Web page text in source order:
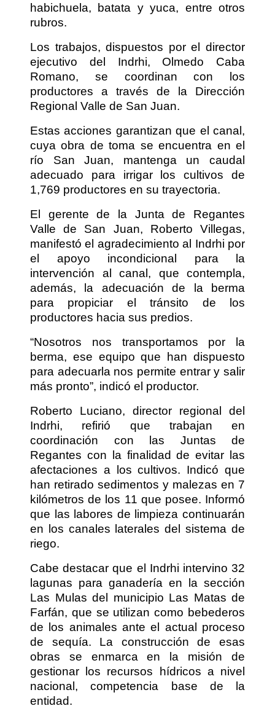
habichuela, batata y yuca, entre otros
rubros.
Los trabajos, dispuestos por el director
ejecutivo del Indrhi, Olmedo Caba
Romano, se coordinan con los
productores a través de la Dirección
Regional Valle de San Juan.
Estas acciones garantizan que el canal,
cuya obra de toma se encuentra en el
río San Juan, mantenga un caudal
adecuado para irrigar los cultivos de
1,769 productores en su trayectoria.
El gerente de la Junta de Regantes
Valle de San Juan, Roberto Villegas,
manifestó el agradecimiento al Indrhi por
el apoyo incondicional para la
intervención al canal, que contempla,
además, la adecuación de la berma
para propiciar el tránsito de los
productores hacia sus predios.
“Nosotros nos transportamos por la
berma, ese equipo que han dispuesto
para adecuarla nos permite entrar y salir
más pronto”, indicó el productor.
Roberto Luciano, director regional del
Indrhi, refirió que trabajan en
coordinación con las Juntas de
Regantes con la finalidad de evitar las
afectaciones a los cultivos. Indicó que
han retirado sedimentos y malezas en 7
kilómetros de los 11 que posee. Informó
que las labores de limpieza continuarán
en los canales laterales del sistema de
riego.
Cabe destacar que el Indrhi intervino 32
lagunas para ganadería en la sección
Las Mulas del municipio Las Matas de
Farfán, que se utilizan como bebederos
de los animales ante el actual proceso
de sequía. La construcción de esas
obras se enmarca en la misión de
gestionar los recursos hídricos a nivel
nacional, competencia base de la
entidad.